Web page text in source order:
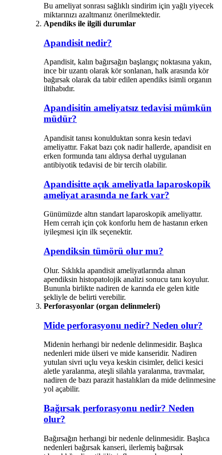
Bu ameliyat sonrası sağlıklı sindirim için yağlı yiyecek
miktarınızı azaltmanız önerilmektedir.
Apendiks ile ilgili durumlar
Apandisit nedir?
Apandisit, kalın bağırsağın başlangıç noktasına yakın,
ince bir uzantı olarak kör sonlanan, halk arasında kör
bağırsak olarak da tabir edilen apendiks isimli organın
iltihabıdır.
Apandisitin ameliyatsız tedavisi mümkün
müdür?
Apandisit tanısı konulduktan sonra kesin tedavi
ameliyattır. Fakat bazı çok nadir hallerde, apandisit en
erken formunda tanı aldıysa derhal uygulanan
antibiyotik tedavisi de bir tercih olabilir.
Apandisitte açık ameliyatla laparoskopik
ameliyat arasında ne fark var?
Günümüzde altın standart laparoskopik ameliyattır.
Hem cerrah için çok konforlu hem de hastanın erken
iyileşmesi için ilk seçenektir.
Apendiksin tümörü olur mu?
Olur. Sıklıkla apandisit ameliyatlarında alınan
apendiksin histopatolojik analizi sonucu tanı koyulur.
Bununla birlikte nadiren de karında ele gelen kitle
şekliyle de belirti verebilir.
Perforasyonlar (organ delinmeleri)
Mide perforasyonu nedir? Neden olur?
Midenin herhangi bir nedenle delinmesidir. Başlıca
nedenleri mide ülseri ve mide kanseridir. Nadiren
yutulan sivri uçlu veya keskin cisimler, delici kesici
aletle yaralanma, ateşli silahla yaralanma, travmalar,
nadiren de bazı parazit hastalıkları da mide delinmesine
yol açabilir.
Bağırsak perforasyonu nedir? Neden
olur?
Bağırsağın herhangi bir nedenle delinmesidir. Başlıca
nedenleri bağırsak kanseri, ilerlemiş bağırsak